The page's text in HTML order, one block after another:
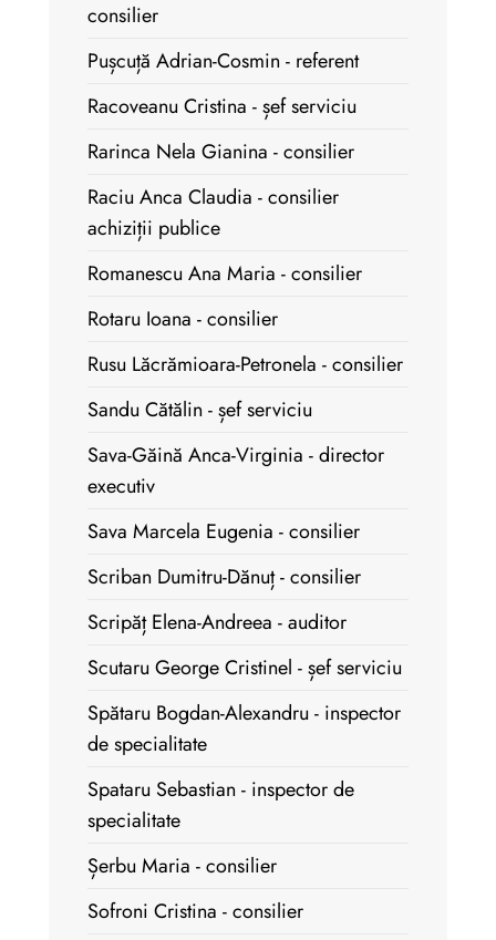
consilier
Pușcuță Adrian-Cosmin - referent
Racoveanu Cristina - șef serviciu
Rarinca Nela Gianina - consilier
Raciu Anca Claudia - consilier
achiziții publice
Romanescu Ana Maria - consilier
Rotaru Ioana - consilier
Rusu Lăcrămioara-Petronela - consilier
Sandu Cătălin - șef serviciu
Sava-Găină Anca-Virginia - director
executiv
Sava Marcela Eugenia - consilier
Scriban Dumitru-Dănuț - consilier
Scripăț Elena-Andreea - auditor
Scutaru George Cristinel - șef serviciu
Spătaru Bogdan-Alexandru - inspector
de specialitate
Spataru Sebastian - inspector de
specialitate
Șerbu Maria - consilier
Sofroni Cristina - consilier